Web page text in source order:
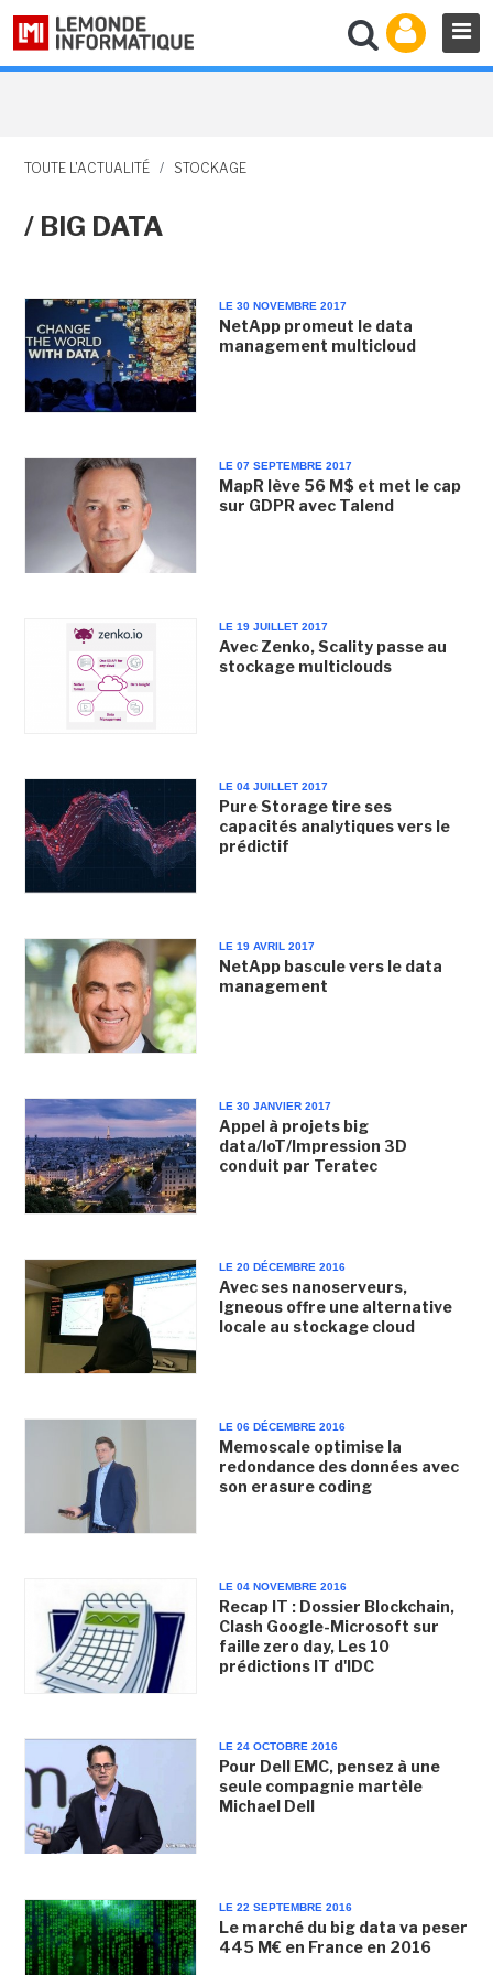
TOUTE L'ACTUALITÉ / STOCKAGE
/ BIG DATA
LE 30 NOVEMBRE 2017
NetApp promeut le data
management multicloud
LE 07 SEPTEMBRE 2017
MapR lève 56 M$ et met le cap
sur GDPR avec Talend
LE 19 JUILLET 2017
Avec Zenko, Scality passe au
stockage multiclouds
LE 04 JUILLET 2017
Pure Storage tire ses
capacités analytiques vers le
prédictif
LE 19 AVRIL 2017
NetApp bascule vers le data
management
LE 30 JANVIER 2017
Appel à projets big
data/IoT/Impression 3D
conduit par Teratec
LE 20 DÉCEMBRE 2016
Avec ses nanoserveurs,
Igneous offre une alternative
locale au stockage cloud
LE 06 DÉCEMBRE 2016
Memoscale optimise la
redondance des données avec
son erasure coding
LE 04 NOVEMBRE 2016
Recap IT : Dossier Blockchain,
Clash Google-Microsoft sur
faille zero day, Les 10
prédictions IT d'IDC
LE 24 OCTOBRE 2016
Pour Dell EMC, pensez à une
seule compagnie martèle
Michael Dell
LE 22 SEPTEMBRE 2016
Le marché du big data va peser
445 M€ en France en 2016